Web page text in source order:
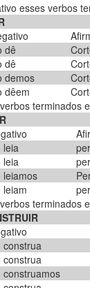
esses verbos
dê
dê
demos
dêem
terminados
leia
leia
leiamos
leiam
terminados
construa
construa
construamos